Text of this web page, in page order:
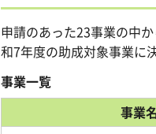
申請のあった23事業の中
和7年度の助成対象事業に
事業一覧
事業